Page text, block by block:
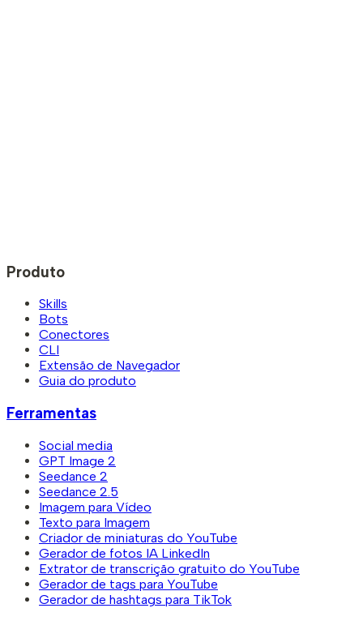
Produto
Skills
Bots
Conectores
CLI
Extensão de Navegador
Guia do produto
Ferramentas
Social media
GPT Image 2
Seedance 2
Seedance 2.5
Imagem para Vídeo
Texto para Imagem
Criador de miniaturas do YouTube
Gerador de fotos IA LinkedIn
Extrator de transcrição gratuito do YouTube
Gerador de tags para YouTube
Gerador de hashtags para TikTok